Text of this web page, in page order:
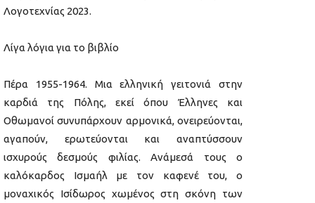
Λογοτεχνίας 2023.
Λίγα λόγια για το βιβλίο
Πέρα 1955-1964. Μια ελληνική γειτονιά στην
καρδιά της Πόλης, εκεί όπου Έλληνες και
Οθωμανοί συνυπάρχουν αρμονικά, ονειρεύονται,
αγαπούν, ερωτεύονται και αναπτύσσουν
ισχυρούς δεσμούς φιλίας. Ανάμεσά τους ο
καλόκαρδος Ισμαήλ με τον καφενέ του, ο
μοναχικός Ισίδωρος χωμένος στη σκόνη των